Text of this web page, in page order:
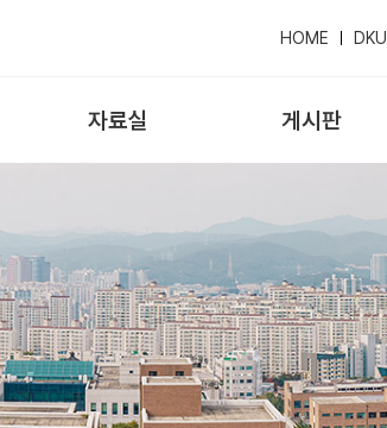
HOME DKU
자료실 게시판